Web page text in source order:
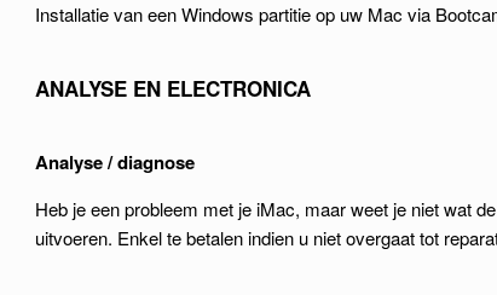
Installatie van een Windows partitie op uw Mac via
ANALYSE EN ELECTRONICA
Analyse / diagnose
Heb je een probleem met je iMac, maar weet je niet wat
uitvoeren. Enkel te betalen indien u niet overgaat tot